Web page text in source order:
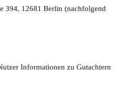
394, 12681 Berlin (nachfolgend
Informationen zu Gutachtern